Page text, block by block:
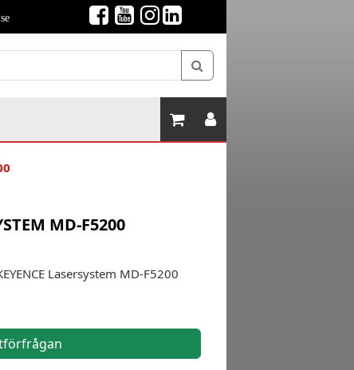
MD-F5200
Lasersystem MD-F5200